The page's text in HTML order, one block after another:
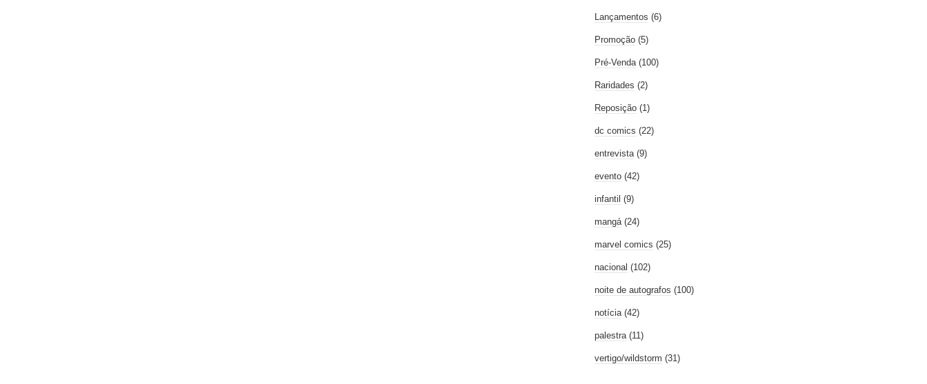
Lançamentos (6)
Promoção (5)
Pré-Venda (100)
Raridades (2)
Reposição (1)
dc comics (22)
entrevista (9)
evento (42)
infantil (9)
mangá (24)
marvel comics (25)
nacional (102)
noite de autografos (100)
notícia (42)
palestra (11)
vertigo/wildstorm (31)